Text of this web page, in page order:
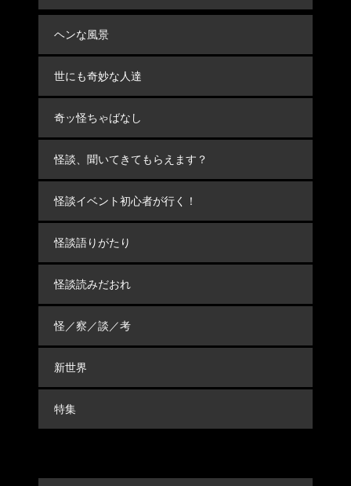
ヘンな風景
世にも奇妙な人達
奇ッ怪ちゃばなし
怪談、聞いてきてもらえます？
怪談イベント初心者が行く！
怪談語りがたり
怪談読みだおれ
怪／察／談／考
新世界
特集